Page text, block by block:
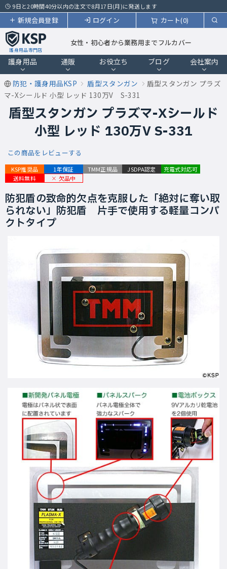
9日と20時間40分以内の注文で8月17日(月)に発送します
カート(0)
ログイン
新規会員登録
護身用品専門店
女性・初心者から業務用までフルカバー
護身用品 通販 お役立ち ブログ 会社案内
防犯・護身用品KSP 盾型スタンガン
盾型スタンガン プラズ
マ-Xシールド 小型 レッド 130万V S-331
盾型スタンガン プラズマ-Xシールド
小型 レッド 130万V S-331
この商品をレビューする
KSP推奨品 1年保証 TMM正規品 JSDPA認定
充電式対応可
送料無料
欠品中
防犯盾の致命的欠点を克服した「絶対に奪い取
られない」防犯盾 片手で使用する軽量コンパ
クトタイプ